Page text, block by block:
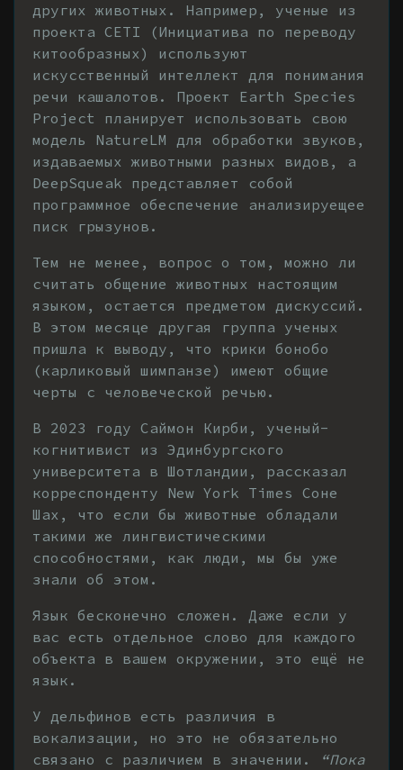
других животных. Например, ученые из
проекта CETI (Инициатива по переводу
китообразных) используют
искусственный интеллект для понимания
речи кашалотов. Проект Earth Species
Project планирует использовать свою
модель NatureLM для обработки звуков,
издаваемых животными разных видов, а
DeepSqueak представляет собой
программное обеспечение анализируещее
писк грызунов.
Тем не менее, вопрос о том, можно ли
считать общение животных настоящим
языком, остается предметом дискуссий.
В этом месяце другая группа ученых
пришла к выводу, что крики бонобо
(карликовый шимпанзе) имеют общие
черты с человеческой речью.
В 2023 году Саймон Кирби, ученый-
когнитивист из Эдинбургского
университета в Шотландии, рассказал
корреспонденту New York Times Соне
Шах, что если бы животные обладали
такими же лингвистическими
способностями, как люди, мы бы уже
знали об этом.
Язык бесконечно сложен. Даже если у
вас есть отдельное слово для каждого
объекта в вашем окружении, это ещё не
язык.
У дельфинов есть различия в
вокализации, но это не обязательно
связано с различием в значении.
“Пока